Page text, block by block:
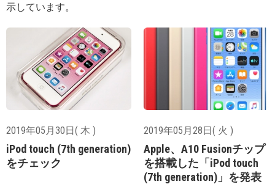
示しています。
2019年05月30日( 木 )
iPod touch (7th generation)
をチェック
2019年05月28日( 火 )
Apple、A10 Fusionチップ
を搭載した「iPod touch
(7th generation)」を発表